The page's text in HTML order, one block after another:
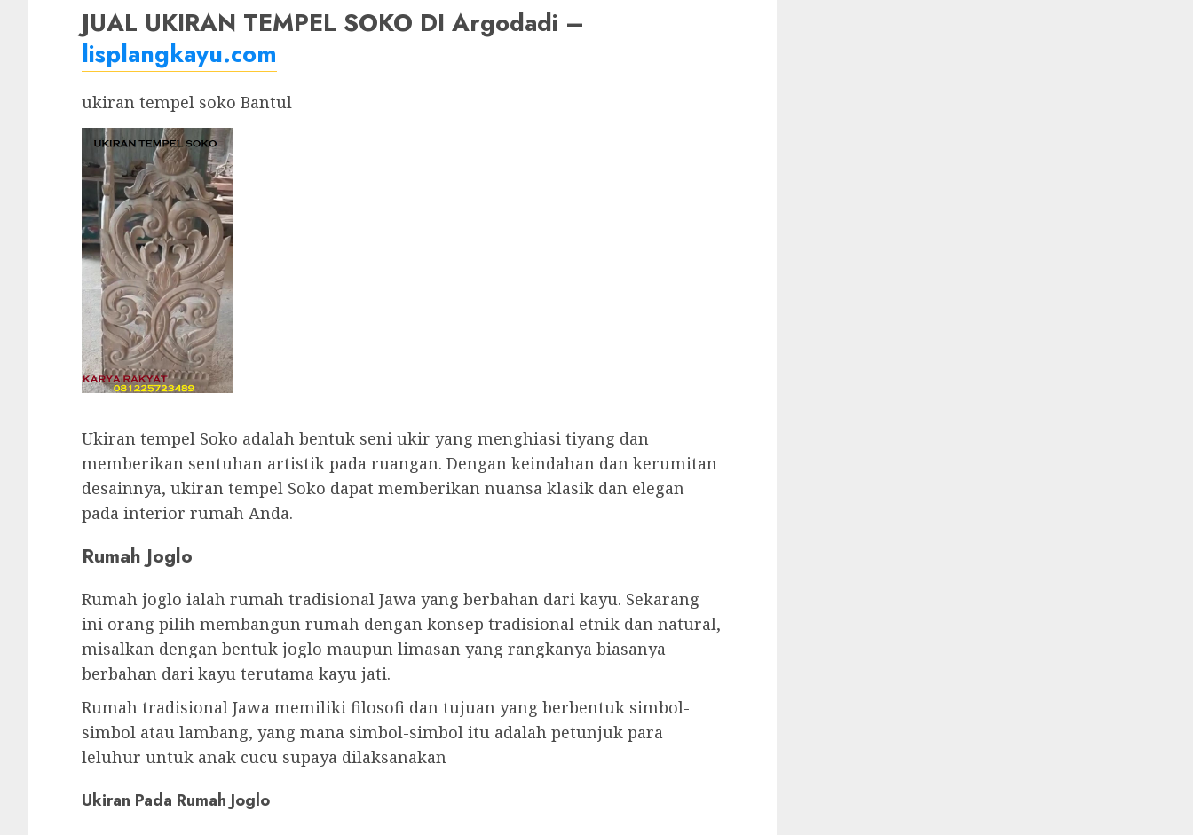
JUAL UKIRAN TEMPEL SOKO DI Argodadi –
lisplangkayu.com
ukiran tempel soko Bantul
Ukiran tempel Soko adalah bentuk seni ukir yang menghiasi tiyang dan
memberikan sentuhan artistik pada ruangan. Dengan keindahan dan kerumitan
desainnya, ukiran tempel Soko dapat memberikan nuansa klasik dan elegan
pada interior rumah Anda.
Rumah Joglo
Rumah joglo ialah rumah tradisional Jawa yang berbahan dari kayu. Sekarang
ini orang pilih membangun rumah dengan konsep tradisional etnik dan natural,
misalkan dengan bentuk joglo maupun limasan yang rangkanya biasanya
berbahan dari kayu terutama kayu jati.
Rumah tradisional Jawa memiliki filosofi dan tujuan yang berbentuk simbol-
simbol atau lambang, yang mana simbol-simbol itu adalah petunjuk para
leluhur untuk anak cucu supaya dilaksanakan
Ukiran Pada Rumah Joglo